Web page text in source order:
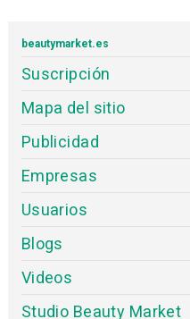
beautymarket.es
Suscripción
Mapa del sitio
Publicidad
Empresas
Usuarios
Blogs
Videos
Studio Beauty Market